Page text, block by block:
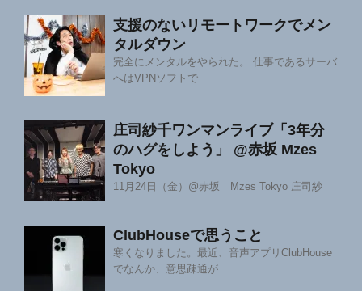
支援のないリモートワークでメン
タルダウン
完全にメンタルをやられた。 仕事であるサーバ
へはVPNソフトで
庄司紗千ワンマンライブ「3年分
のハグをしよう」 @赤坂 Mzes
Tokyo
11月24日（金）@赤坂 Mzes Tokyo 庄司紗
ClubHouseで思うこと
寒くなりました。最近、音声アプリClubHouse
でなんか、意思疎通が